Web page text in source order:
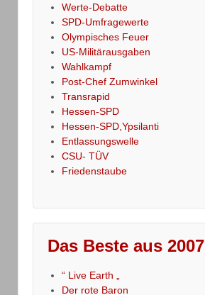
Werte-Debatte
SPD-Umfragewerte
Olympisches Feuer
US-Militärausgaben
Wahlkampf
Post-Chef Zumwinkel
Transrapid
Hessen-SPD
Hessen-SPD,Ypsilanti
Entlassungswelle
CSU- TÜV
Friedenstaube
Das Beste aus 2007
“ Live Earth „
Der rote Baron